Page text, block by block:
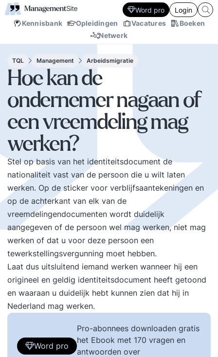
Kennisbank Opleidingen Vacatures
Boeken
Netwerk
Word pro Login
TQL Management Arbeidsmigratie
Hoe kan de
ondernemer nagaan of
een vreemdeling mag
werken?
Stel op basis van het identiteitsdocument de
nationaliteit vast van de persoon die u wilt laten
werken. Op de sticker voor verblijfsaantekeningen en
op de achterkant van elk van de
vreemdelingendocumenten wordt duidelijk
aangegeven of de persoon wel mag werken, niet mag
werken of dat u voor deze persoon een
tewerkstellingsvergunning moet hebben.
Laat dus uitsluitend iemand werken wanneer hij een
origineel en geldig identiteitsdocument heeft getoond
en waaraan u duidelijk hebt kunnen zien dat hij in
Nederland mag werken.
Word pro
Pro-abonnees downloaden gratis
het Ebook met 170 vragen en
antwoorden over